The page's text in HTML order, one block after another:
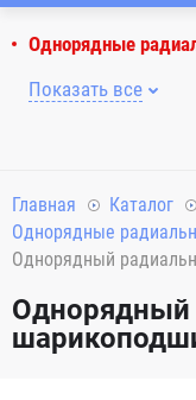
Однорядные
Показать все
Главная Каталог
Однорядные
Однорядный
Однорядный